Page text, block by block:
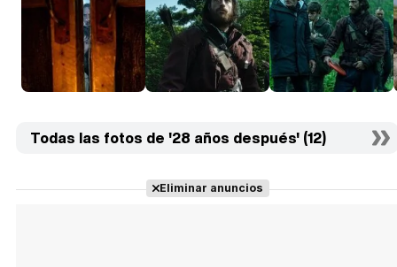
Todas las fotos de '28 años después' (12)
Eliminar anuncios